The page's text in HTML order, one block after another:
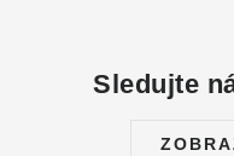
Sledujte